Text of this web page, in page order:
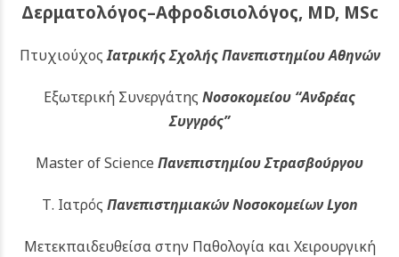
Δερματολόγος–Αφροδισιολόγος, MD, MSc
ΠτυχιούχοςΙατρικής Σχολής Πανεπιστημίου Αθηνών
Εξωτερική Συνεργάτης Νοσοκομείου “Ανδρέας
Συγγρός”
Master of Science Πανεπιστημίου Στρασβούργου
Τ. Ιατρός Πανεπιστημιακών Νοσοκομείων Lyon
Μετεκπαιδευθείσα στην Παθολογία και Χειρουργική